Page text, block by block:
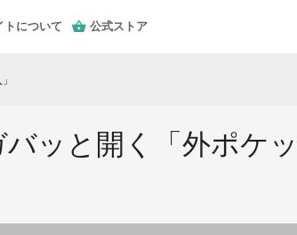
トについて 公式ストア
ッと開く「外ポケ